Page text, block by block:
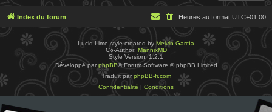
Index du forum Heures au format UTC+01:00
Lucid Lime style created by Melvin García
Co-Author: MannixMD
Style Version: 1.2.1
Développé parphpBB® Forum Software © phpBB Limited
Traduit par phpBB-fr.com
Confidentialité | Conditions